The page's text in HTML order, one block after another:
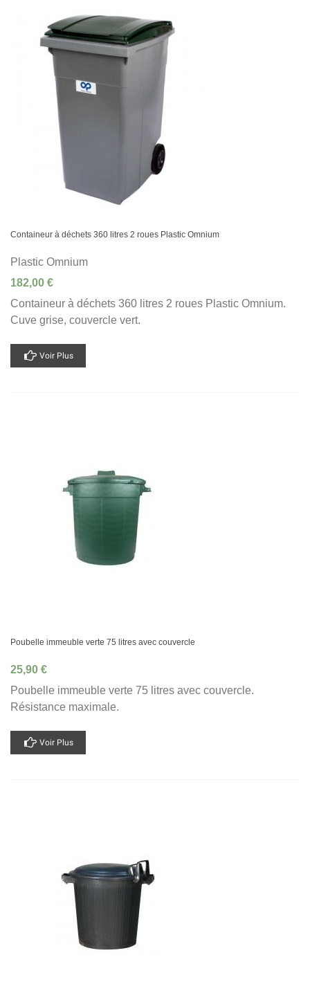
Containeur à déchets 360 litres 2 roues Plastic Omnium
Plastic Omnium
182,00 €
Containeur à déchets 360 litres 2 roues Plastic Omnium.
Cuve grise, couvercle vert.
Voir Plus
Poubelle immeuble verte 75 litres avec couvercle
25,90 €
Poubelle immeuble verte 75 litres avec couvercle.
Résistance maximale.
Voir Plus